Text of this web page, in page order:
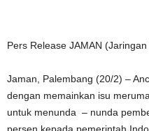
Pers Release JAMAN
Jaman, Palembang (20/2) –
dengan memainkan isu
untuk menunda – nunda